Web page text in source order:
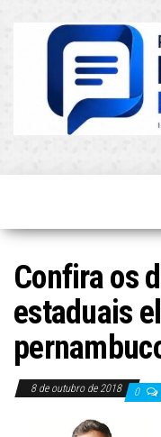
Confira os
estaduais
8 de outubro de 2018 0